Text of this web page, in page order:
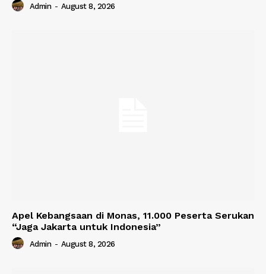
Admin - August 8, 2026
Apel Kebangsaan di Monas, 11.000 Peserta Serukan
“Jaga Jakarta untuk Indonesia”
Admin - August 8, 2026